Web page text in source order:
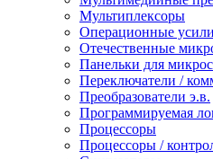
Мультиплексоры
Операционные
Отечественные
Панельки для
Переключатели /
Преобразователи э.в.
Программируемая
Процессоры
Процессоры /